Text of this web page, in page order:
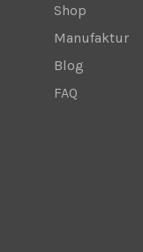
Shop
Manufaktur
Blog
FAQ